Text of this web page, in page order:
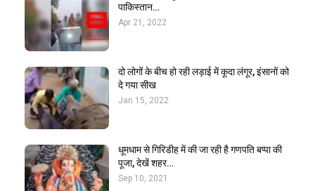
पाकिस्तान…
Apr 21, 2022
दो लोगों के बीच हो रही लड़ाई में कूदा लंगूर, इंसानों को
दे गया सीख
Jan 15, 2022
धूमधाम से गिरिडीह में की जा रही है गणपति बप्पा की
पूजा, देखें शहर…
Sep 10, 2021